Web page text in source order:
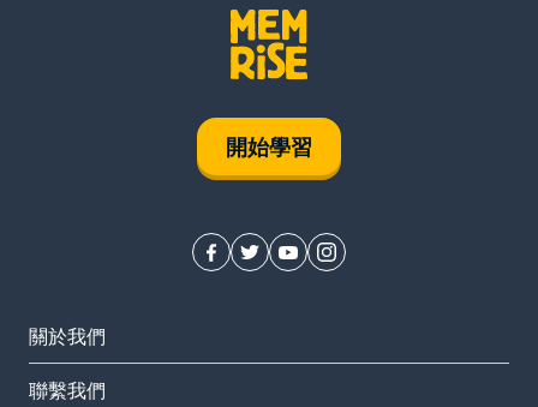
開始學習
關於我們
聯繫我們